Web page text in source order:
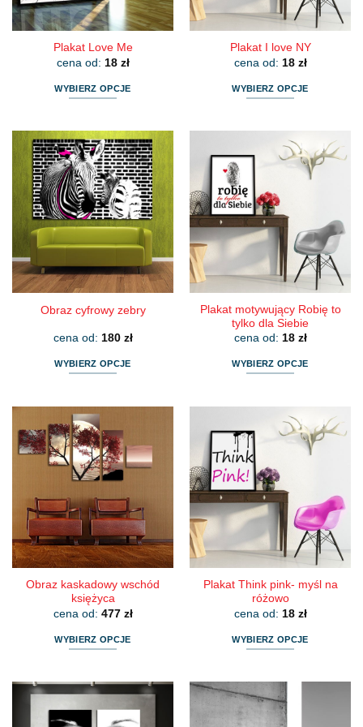
produktu
produktu
Plakat Love Me
cena od: 18 zł
WYBIERZ OPCJE
ma
wiele
wariantów.
Opcje
można
wybrać
na
produktu
Plakat I love NY
cena od: 18 zł
WYBIERZ OPCJE
wiele
wariantów.
Opcje
można
wybrać
na
stronie
produktu
Obraz cyfrowy zebry
cena od: 180 zł
WYBIERZ OPCJE
ma
wiele
wariantów.
Opcje
można
wybrać
na
stronie
produktu
Plakat motywujący Robię to
tylko dla Siebie
cena od: 18 zł
WYBIERZ OPCJE
wiele
wariantów.
Opcje
można
wybrać
na
stronie
produktu
Obraz kaskadowy wschód
księżyca
cena od: 477 zł
WYBIERZ OPCJE
ma
wiele
Plakat Think pink- myśl na
różowo
cena od: 18 zł
WYBIERZ OPCJE
ma
wiele